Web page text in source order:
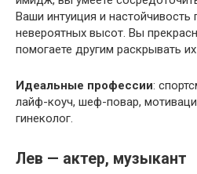
Ваши интуиция и
невероятных высот. Вы
помогаете другим раскрывать
Идеальные профессии:
лайф-коуч, шеф-повар,
гинеколог.
Лев — актер, музыкант